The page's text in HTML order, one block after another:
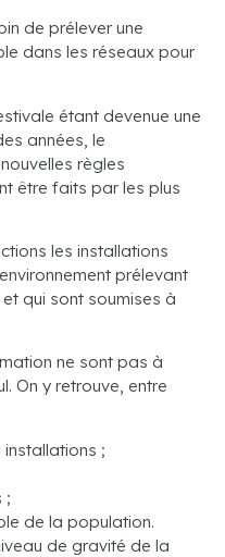
de prélever une
dans les réseaux pour
étant devenue une
années, le
règles
être faits par les plus
les installations
prélevant
qui sont soumises à
ne sont pas à
On y retrouve, entre
installations ;
;
de la population.
de gravité de la